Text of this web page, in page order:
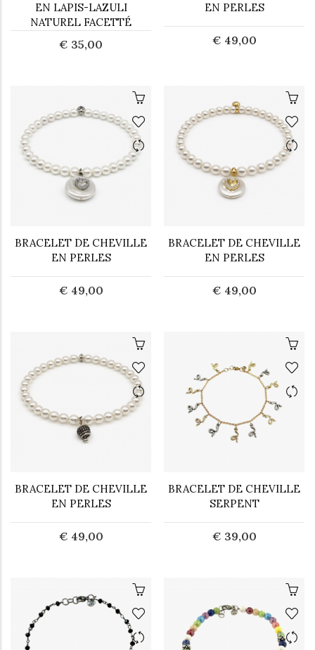
EN LAPIS-LAZULI
NATUREL FACETTÉ
€ 35,00
EN PERLES
€ 49,00
BRACELET DE CHEVILLE
EN PERLES
€ 49,00
BRACELET DE CHEVILLE
EN PERLES
€ 49,00
BRACELET DE CHEVILLE
EN PERLES
€ 49,00
BRACELET DE CHEVILLE
SERPENT
€ 39,00